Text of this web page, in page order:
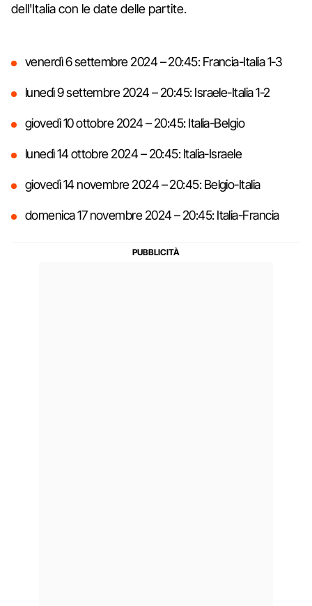
dell'Italia con le date delle partite.
venerdì 6 settembre 2024 – 20:45: Francia-Italia 1-3
lunedì 9 settembre 2024 – 20:45: Israele-Italia 1-2
giovedì 10 ottobre 2024 – 20:45: Italia-Belgio
lunedì 14 ottobre 2024 – 20:45: Italia-Israele
giovedì 14 novembre 2024 – 20:45: Belgio-Italia
domenica 17 novembre 2024 – 20:45: Italia-Francia